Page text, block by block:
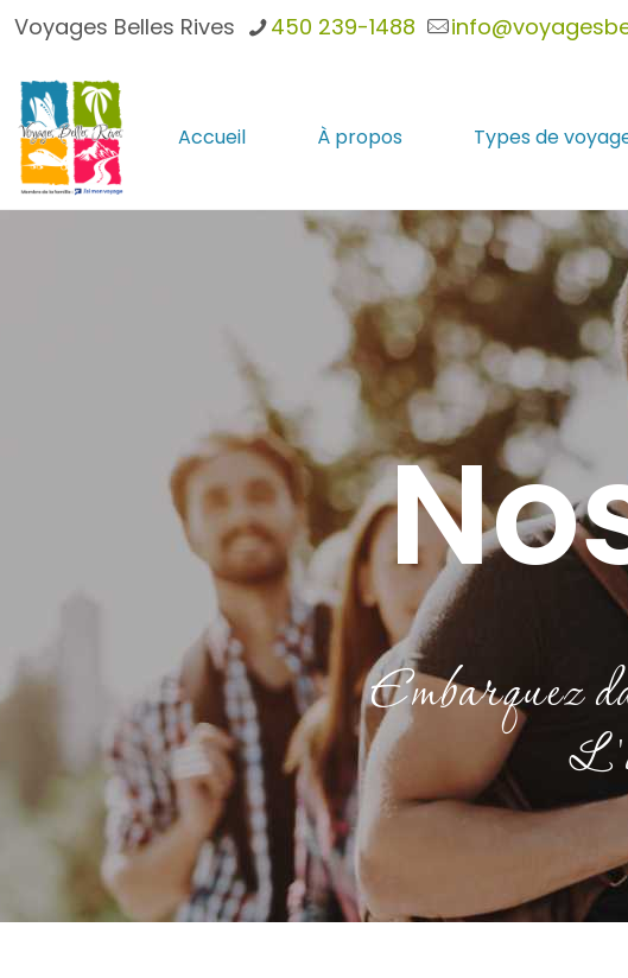
Voyages Belles Rives 450 239-1488
Accueil À propos Types de
Embarquez